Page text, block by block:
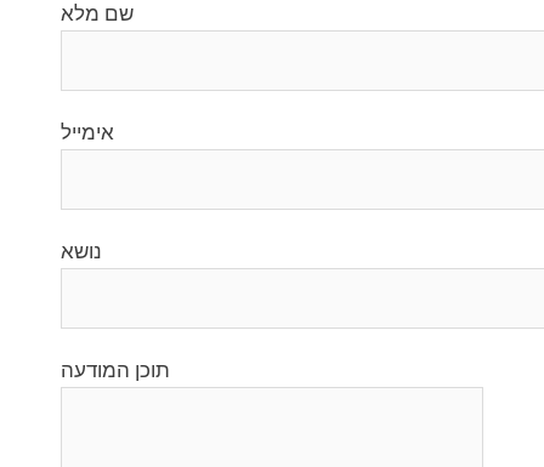
שם מלא
אימייל
נושא
תוכן המודעה